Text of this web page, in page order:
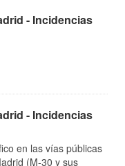
- Incidencias
- Incidencias
en las vías públicas
(M-30 y sus